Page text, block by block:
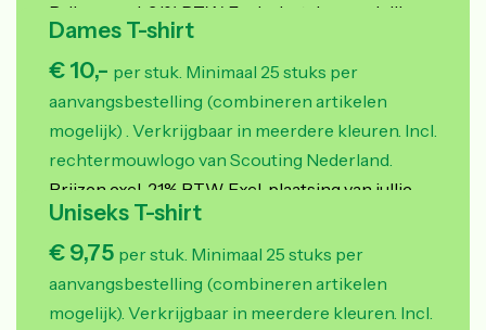
Prijzen excl. 21% BTW. Excl. plaatsing van jullie
eigen logo in 1 of meerdere kleuren.
Dames T-shirt
€ 10,- per stuk. Minimaal 25 stuks per
aanvangsbestelling (combineren artikelen
mogelijk) . Verkrijgbaar in meerdere kleuren. Incl.
rechtermouwlogo van Scouting Nederland.
Prijzen excl. 21% BTW. Excl. plaatsing van jullie
eigen logo in 1 of meerdere kleuren.
Uniseks T-shirt
€ 9,75 per stuk. Minimaal 25 stuks per
aanvangsbestelling (combineren artikelen
mogelijk). Verkrijgbaar in meerdere kleuren. Incl.